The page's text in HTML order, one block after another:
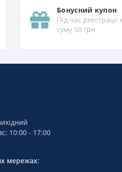
Бонусний купон
Під час реєстрації
суму 50 грн
10:00 - 17:00
мережах: